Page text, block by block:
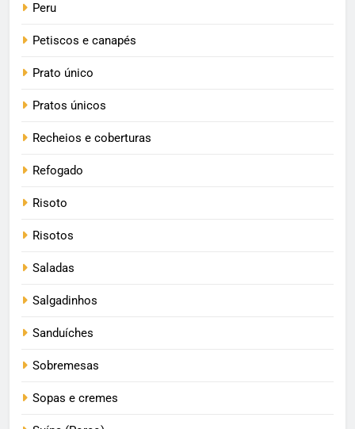
Peru
Petiscos e canapés
Prato único
Pratos únicos
Recheios e coberturas
Refogado
Risoto
Risotos
Saladas
Salgadinhos
Sanduíches
Sobremesas
Sopas e cremes